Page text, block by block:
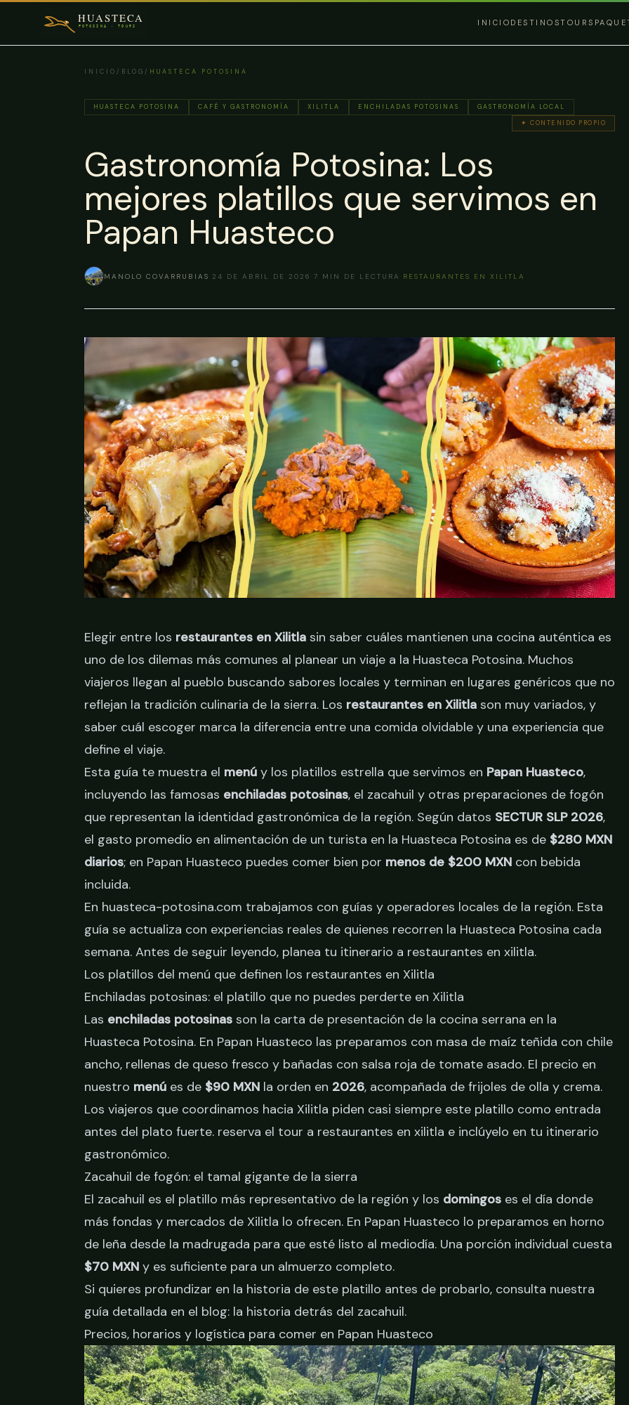
INICIO DESTINOSTOURS
INICIO / BLOG / HUASTECA POTOSINA
HUASTECA POTOSINA CAFÉ Y GASTRONOMÍA XILITLA ENCHILADAS POTOSINAS
GASTRONOMÍA LOCAL
✦ CONTENIDO PROPIO
Gastronomía Potosina: Los
mejores platillos que servimos en
Papan Huasteco
MANOLO COVARRUBIAS 24 DE ABRIL DE 2026 7 MIN DE LECTURA RESTAURANTES EN XILITLA
Elegir entre los restaurantes en Xilitla sin saber cuáles mantienen una cocina auténtica es
uno de los dilemas más comunes al planear un viaje a la Huasteca Potosina. Muchos
viajeros llegan al pueblo buscando sabores locales y terminan en lugares genéricos que no
reflejan la tradición culinaria de la sierra. Los restaurantes en Xilitla son muy variados, y
saber cuál escoger marca la diferencia entre una comida olvidable y una experiencia que
define el viaje.
Esta guía te muestra el menú y los platillos estrella que servimos en Papan Huasteco,
incluyendo las famosas enchiladas potosinas, el zacahuil y otras preparaciones de fogón
que representan la identidad gastronómica de la región. Según datos SECTUR SLP 2026,
el gasto promedio en alimentación de un turista en la Huasteca Potosina es de $280 MXN
diarios; en Papan Huasteco puedes comer bien por menos de $200 MXN con bebida
incluida.
En huasteca-potosina.com trabajamos con guías y operadores locales de la región. Esta
guía se actualiza con experiencias reales de quienes recorren la Huasteca Potosina cada
semana. Antes de seguir leyendo, planea tu itinerario a restaurantes en xilitla.
Los platillos del menú que definen los restaurantes en Xilitla
Enchiladas potosinas: el platillo que no puedes perderte en Xilitla
Las enchiladas potosinas son la carta de presentación de la cocina serrana en la
Huasteca Potosina. En Papan Huasteco las preparamos con masa de maíz teñida con chile
ancho, rellenas de queso fresco y bañadas con salsa roja de tomate asado. El precio en
nuestro menú es de $90 MXN la orden en 2026, acompañada de frijoles de olla y crema.
Los viajeros que coordinamos hacia Xilitla piden casi siempre este platillo como entrada
antes del plato fuerte. reserva el tour a restaurantes en xilitla e inclúyelo en tu itinerario
gastronómico.
Zacahuil de fogón: el tamal gigante de la sierra
El zacahuil es el platillo más representativo de la región y los domingos es el día donde
más fondas y mercados de Xilitla lo ofrecen. En Papan Huasteco lo preparamos en horno
de leña desde la madrugada para que esté listo al mediodía. Una porción individual cuesta
$70 MXN y es suficiente para un almuerzo completo.
Si quieres profundizar en la historia de este platillo antes de probarlo, consulta nuestra
guía detallada en el blog: la historia detrás del zacahuil.
Precios, horarios y logística para comer en Papan Huasteco